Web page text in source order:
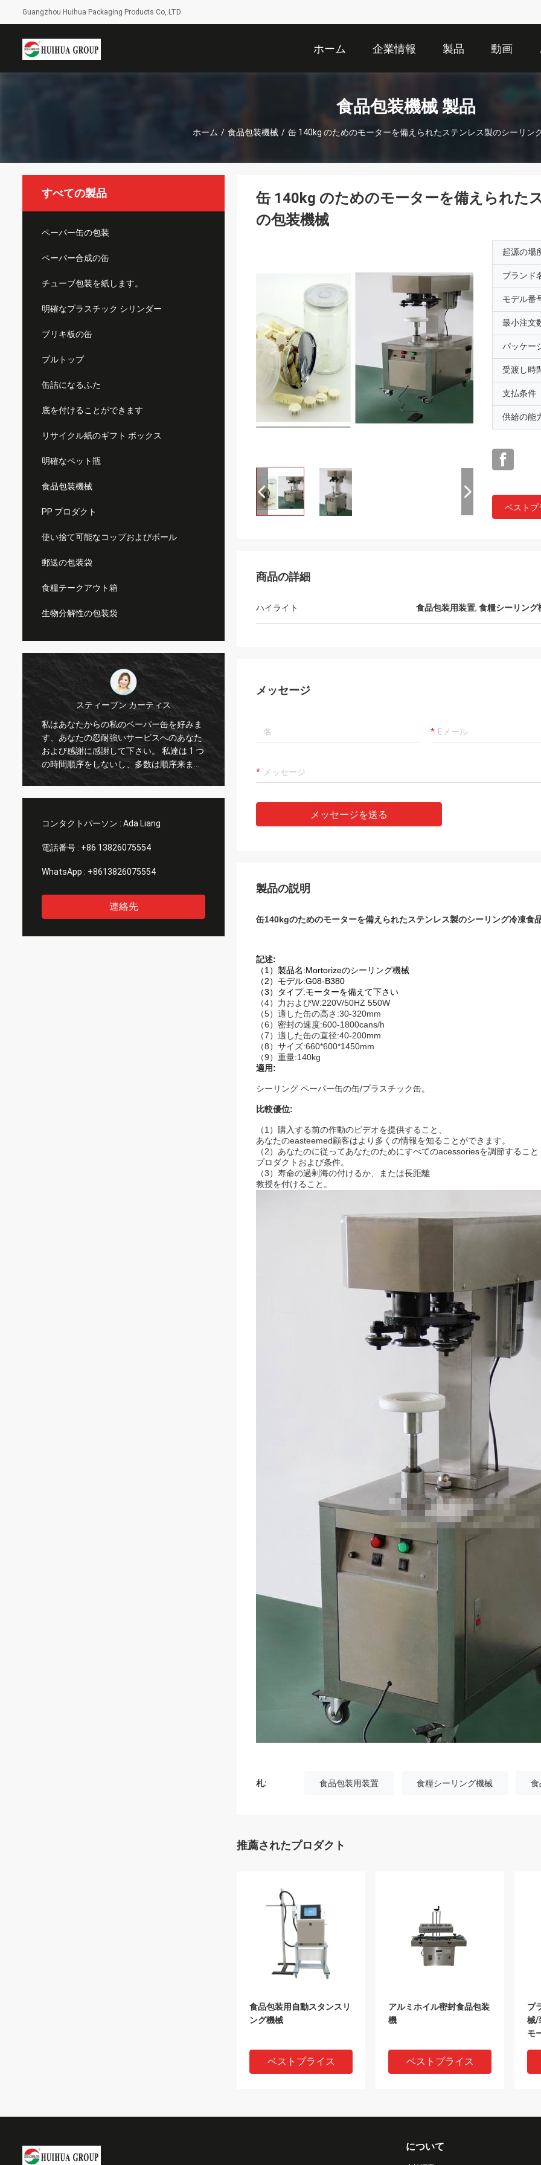
Guangzhou Huihua Packaging Products Co,.LTD
ホーム 企業情報 製品 動画
食品包装機械 製品
ホーム / 食品包装機械 / 缶 140kg のためのモーターを備えられたステンレス製のシーリン
すべての製品
ペーパー缶の包装
ペーパー合成の缶
チューブ包装を紙します。
明確なプラスチック シリンダー
ブリキ板の缶
プルトップ
缶詰になるふた
底を付けることができます
リサイクル紙のギフト ボックス
明確なペット瓶
食品包装機械
PP プロダクト
使い捨て可能なコップおよびボール
郵送の包装袋
食糧テークアウト箱
生物分解性の包装袋
スティーブン カーティス
私はあなたからの私のペーパー缶を好みま
す、あなたの忍耐強いサービスへのあなた
および感謝に感謝して下さい。 私達は 1 つ
の時間順序をしないし、多数は順序来ま
す。
破片はですとてもよくよいおよび私の破片
販売法今缶詰になります。 私は連絡する保
あなたとの良質の 360
コンタクトパーソン : Ada Liang
電話番号 : +86 13826075554
WhatsApp : +8613826075554
連絡先
缶 140kg のためのモーターを備えられた
の包装機械
起源の場
ブランド
モデル番
最小注文
パッケー
受渡し時
支払条件
供給の能
ベストプ
商品の詳細
ハイライト 食品包装用装置, 食糧シーリング
メッセージ
メッセージを送る
製品の説明
缶140kgのためのモーターを備えられたステンレス製のシーリング冷凍食
記述:
（1）製品名:Mortorizeのシーリング機械
（2）モデル:G08-B380
（3）タイプ:モーターを備えて下さい
（4）力およびW:220V/50HZ 550W
（5）適した缶の高さ:30-320mm
（6）密封の速度:600-1800cans/h
（7）適した缶の直径:40-200mm
（8）サイズ:660*600*1450mm
（9）重量:140kg
適用:
シーリング ペーパー缶の缶/プラスチック缶。
比較優位:
（1）購入する前の作動のビデオを提供すること、
あなたのeasteemed顧客はより多くの情報を知ることができます。
（2）あなたのに従ってあなたのためにすべてのacessoriesを調節すること
プロダクトおよび条件。
（3）寿命の過剰海の付けるか、または長距離
教授を付けること。
札: 食品包装用装置 食糧シーリング機械 食
推薦されたプロダクト
食品包装用自動スタンスリ
ング機械
ベストプライス
アルミホイル密封食品包装
機
ベストプライス
プ
械/
モ
について